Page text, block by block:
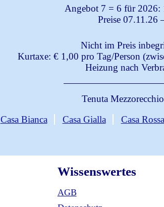
Angebot 7 = 6 für 2026:
Preise 07.11.26
Nicht im Preis
Kurtaxe: € 1,00 pro Tag/Person
Heizung nach
Tenuta
Casa Bianca
Casa Gialla Casa Rossa
Wissenswertes
AGB